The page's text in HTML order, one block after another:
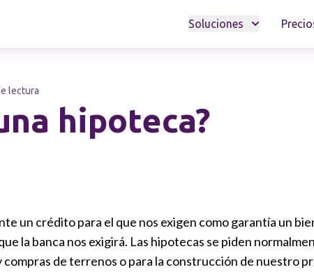
Soluciones
lectura
hipoteca?
un crédito para el que nos exigen como garantía un
la banca nos exigirá. Las hipotecas se piden
compras de terrenos o para la construcción de nuestro